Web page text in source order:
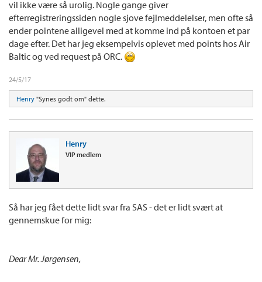
vil ikke være så urolig. Nogle gange giver
efterregistreringssiden nogle sjove fejlmeddelelser, men ofte så
ender pointene alligevel med at komme ind på kontoen et par
dage efter. Det har jeg eksempelvis oplevet med points hos Air
Baltic og ved request på ORC.
24/5/17
Henry "Synes godt om" dette.
Henry
VIP medlem
Så har jeg fået dette lidt svar fra SAS - det er lidt svært at
gennemskue for mig:
Dear Mr. Jørgensen,